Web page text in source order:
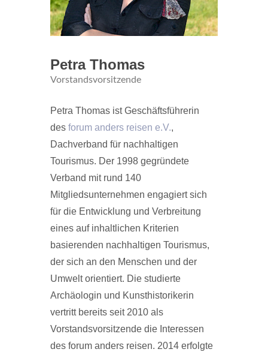
Petra Thomas
Vorstandsvorsitzende
Petra Thomas ist Geschäftsführerin
des forum anders reisen e.V.,
Dachverband für nachhaltigen
Tourismus. Der 1998 gegründete
Verband mit rund 140
Mitgliedsunternehmen engagiert sich
für die Entwicklung und Verbreitung
eines auf inhaltlichen Kriterien
basierenden nachhaltigen Tourismus,
der sich an den Menschen und der
Umwelt orientiert. Die studierte
Archäologin und Kunsthistorikerin
vertritt bereits seit 2010 als
Vorstandsvorsitzende die Interessen
des forum anders reisen. 2014 erfolgte